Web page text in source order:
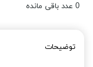
0 عدد باقی مانده
توضیحات